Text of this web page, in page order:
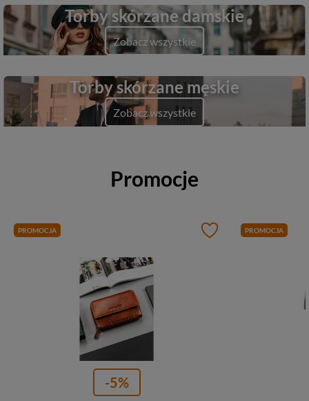
Torby skórzane damskie
Zobacz wszystkie
Torby skórzane męskie
Zobacz wszystkie
Promocje
PROMOCJA
-5%
PROMOCJA